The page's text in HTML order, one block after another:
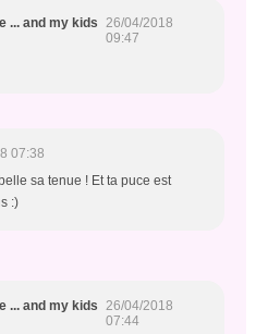
... and my kids 26/04/2018
09:47
07:38
sa tenue ! Et ta puce est
:)
... and my kids 26/04/2018
07:44